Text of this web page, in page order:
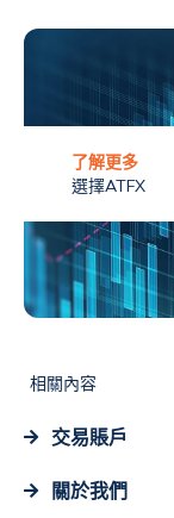
了解更多
選擇ATFX
相關內容
交易賬戶
關於我們